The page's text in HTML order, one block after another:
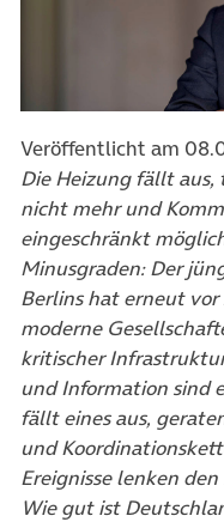
Veröffentlicht am
Die Heizung fällt
nicht mehr und
eingeschränkt
Minusgraden: Der
Berlins hat erneut
moderne
kritischer
und Information sind
fällt eines aus,
und
Ereignisse lenken
Wie gut ist